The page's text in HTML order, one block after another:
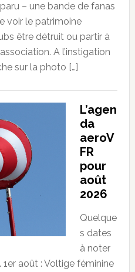
– une bande de fanas
voir le patrimoine
être détruit ou partir à
A l’instigation
sur la photo […]
L’agen
da
aeroV
FR
pour
août
2026
Quelque
s dates
à noter
1er août : Voltige féminine